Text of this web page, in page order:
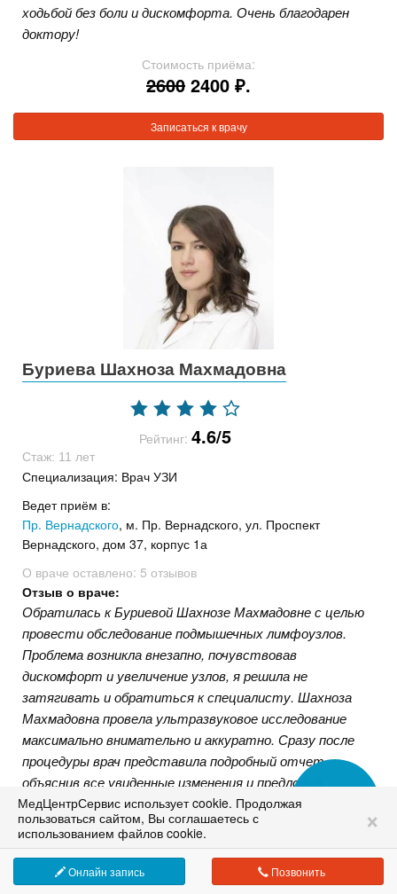
Сеть медицинских клиник в Москве
работаем с 1995 года
ходьбой без боли и дискомфорта. Очень благодарен
доктору!
Стоимость приёма:
2600 2400 ₽.
Записаться к врачу
Буриева Шахноза Махмадовна
Рейтинг: 4.6/5
Стаж: 11 лет
Специализация: Врач УЗИ
Ведет приём в:
Пр. Вернадского, м. Пр. Вернадского, ул. Проспект
Вернадского, дом 37, корпус 1а
О враче оставлено: 5 отзывов
Отзыв о враче:
Обратилась к Буриевой Шахнозе Махмадовне с целью
провести обследование подмышечных лимфоузлов.
Проблема возникла внезапно, почувствовав
дискомфорт и увеличение узлов, я решила не
затягивать и обратиться к специалисту. Шахноза
Махмадовна провела ультразвуковое исследование
максимально внимательно и аккуратно. Сразу после
процедуры врач представила подробный отчет,
объяснив все увиденные изменения и предложив
рекомендации по дальнейшим действиям. Очень
доброжелательный врач. Она внимательно отнеслась
к моим переживаниям, подробно ответила на все
вопросы. При необходимости повторных обследований
запишусь именно к ней. Великолепный специалист!
МедЦентрСервис использует cookie. Продолжая
пользоваться сайтом, Вы соглашаетесь с
использованием файлов cookie.
×
Онлайн запись Позвонить